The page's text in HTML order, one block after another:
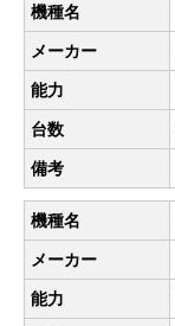
機種名
メーカー
能力
台数
備考
機種名
メーカー
能力